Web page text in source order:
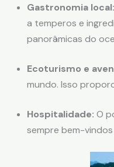
Gastronomia local:
a temperos e
panorâmicas do
Ecoturismo e
mundo. Isso
Hospitalidade: O
sempre bem-